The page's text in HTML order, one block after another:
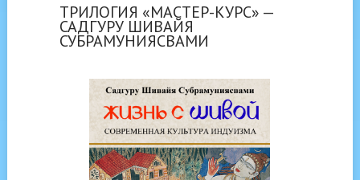
ТРИЛОГИЯ «МАСТЕР-КУРС» —
САДГУРУ ШИВАЙЯ
СУБРАМУНИЯСВАМИ